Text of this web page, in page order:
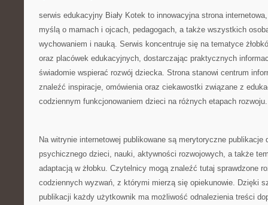
serwis edukacyjny Biały Kotek to innowacyjna strona
myślą o mamach i ojcach, pedagogach, a także wszystkich
wychowaniem i nauką. Serwis koncentruje się na tematyce
oraz placówek edukacyjnych, dostarczając praktycznych
świadomie wspierać rozwój dziecka. Strona stanowi centrum
znaleźć inspiracje, omówienia oraz ciekawostki związane z
codziennym funkcjonowaniem dzieci na różnych etapach rozwoju.
Na witrynie internetowej publikowane są merytoryczne publikacje
psychicznego dzieci, nauki, aktywności rozwojowych, a także
adaptacją w żłobku. Czytelnicy mogą znaleźć tutaj sprawdzone
codziennych wyzwań, z którymi mierzą się opiekunowie. Dzięki
publikacji każdy użytkownik ma możliwość odnalezienia treści